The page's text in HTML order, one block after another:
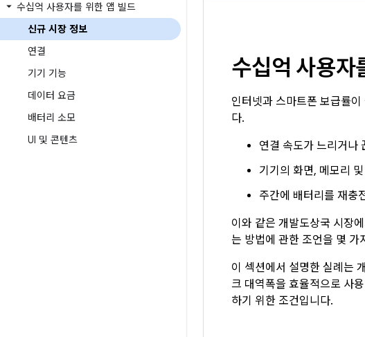
수십억 사용자를 위한 앱 빌드
신규 시장 정보
연결
기기 기능
데이터 요금
배터리 소모
UI 및 콘텐츠
수십억 사용자
인터넷과 스마트폰 보급률
다.
연결 속도가 느리거나
기기의 화면, 메모리
주간에 배터리를 재충
이와 같은 개발도상국 시장
는 방법에 관한 조언을 몇 가
이 섹션에서 설명한 실례는
크 대역폭을 효율적으로 사
하기 위한 조건입니다.